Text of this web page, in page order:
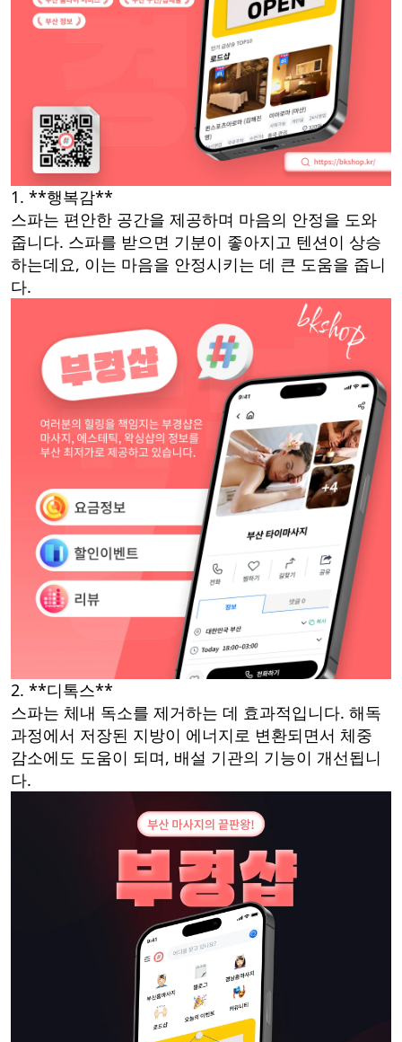
1. **행복감**
스파는 편안한 공간을 제공하며 마음의 안정을 도와
줍니다. 스파를 받으면 기분이 좋아지고 텐션이 상승
하는데요, 이는 마음을 안정시키는 데 큰 도움을 줍니
다.
2. **디톡스**
스파는 체내 독소를 제거하는 데 효과적입니다. 해독
과정에서 저장된 지방이 에너지로 변환되면서 체중
감소에도 도움이 되며, 배설 기관의 기능이 개선됩니
다.